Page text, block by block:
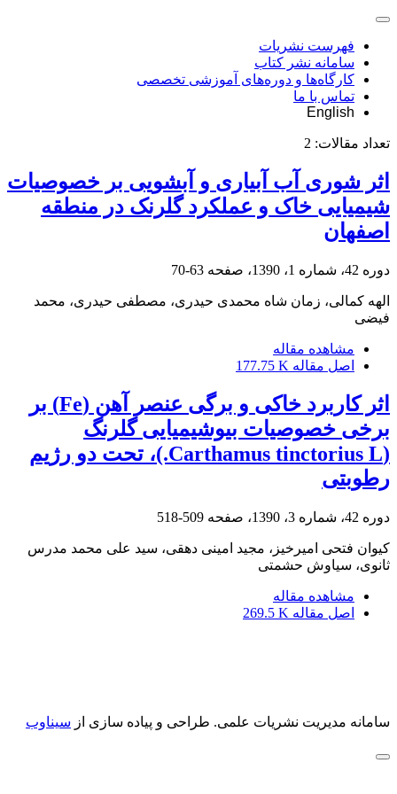
فهرست نشریات
سامانه نشر کتاب
کارگاه‌ها و دوره‌های آموزشی تخصصی
تماس با ما
English
تعداد مقالات: 2
اثر شوری آب آبیاری و آبشویی بر خصوصیات
شیمیایی خاک و عملکرد گلرنک در منطقه
اصفهان
دوره 42، شماره 1، 1390، صفحه 63-70
الهه کمالی، زمان شاه محمدی حیدری، مصطفی حیدری، محمد
فیضی
مشاهده مقاله
اصل مقاله 177.75 K
اثر کاربرد خاکی و برگی عنصر آهن (Fe) بر
برخی خصوصیات بیوشیمیایی گلرنگ
(Carthamus tinctorius L.)، تحت دو رژیم
رطوبتی
دوره 42، شماره 3، 1390، صفحه 509-518
کیوان فتحی امیرخیز، مجید امینی دهقی، سید علی محمد مدرس
ثانوی، سیاوش حشمتی
مشاهده مقاله
اصل مقاله 269.5 K
سامانه مدیریت نشریات علمی. طراحی و پیاده سازی از سیناوب